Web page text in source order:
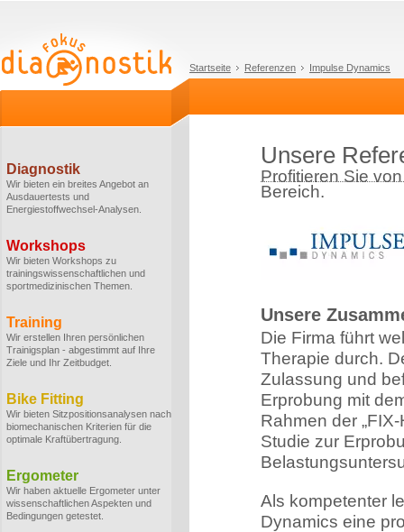
Startseite Referenzen Impulse Dynamics
Diagnostik
Wir bieten ein breites Angebot an
Ausdauertests und
Energiestoffwechsel-Analysen.
Workshops
Wir bieten Workshops zu
trainingswissenschaftlichen und
sportmedizinischen Themen.
Training
Wir erstellen Ihren persönlichen
Trainigsplan - abgestimmt auf Ihre
Ziele und Ihr Zeitbudget.
Bike Fitting
Wir bieten Sitzpositionsanalysen nach
biomechanischen Kriterien für die
optimale Kraftübertragung.
Ergometer
Wir haben aktuelle Ergometer unter
wissenschaftlichen Aspekten und
Bedingungen getestet.
Unsere
Profitieren Sie
Bereich.
Unsere
Die Firma führt
Therapie durch.
Zulassung und
Erprobung mit
Rahmen der
Studie zur
Als kompetenter
Dynamics eine